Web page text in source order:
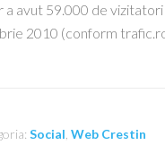
avut 59.000 de vizitatori
2010 (conform
Social ,Web Crestin